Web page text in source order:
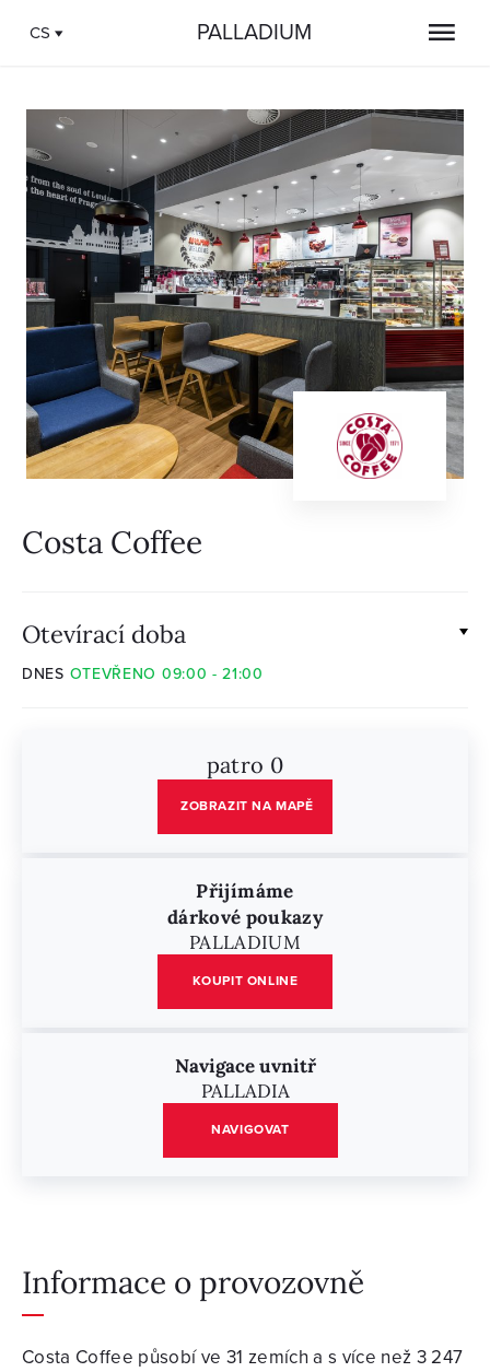
CS PALLADIUM
Costa Coffee
Otevírací doba
DNES OTEVŘENO 09:00 - 21:00
patro 0
ZOBRAZIT NA MAPĚ
Přijímáme
dárkové poukazy
PALLADIUM
KOUPIT ONLINE
Navigace uvnitř
PALLADIA
NAVIGOVAT
Informace o provozovně
Costa Coffee působí ve 31 zemích a s více než 3 247